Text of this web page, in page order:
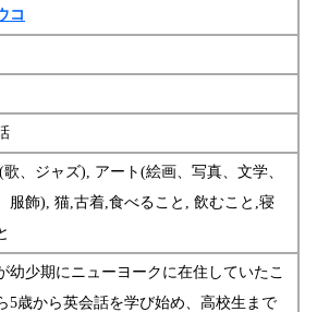
コ
、ジャズ), アート(絵画、写真、文学、
服飾), 猫,古着,食べること, 飲むこと,寝
幼少期にニューヨークに在住していたこ
5歳から英会話を学び始め、高校生まで